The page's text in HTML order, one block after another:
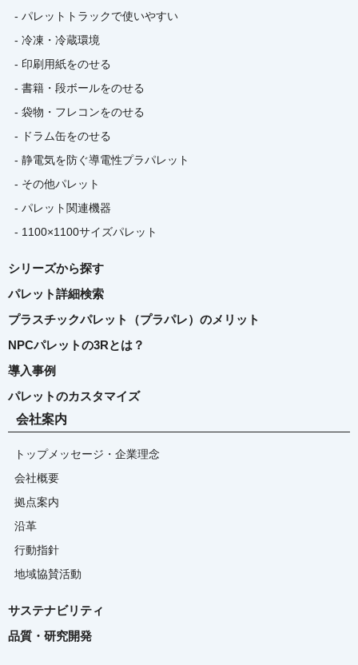
- パレットトラックで使いやすい
- 冷凍・冷蔵環境
- 印刷用紙をのせる
- 書籍・段ボールをのせる
- 袋物・フレコンをのせる
- ドラム缶をのせる
- 静電気を防ぐ導電性プラパレット
- その他パレット
- パレット関連機器
- 1100×1100サイズパレット
シリーズから探す
パレット詳細検索
プラスチックパレット（プラパレ）のメリット
NPCパレットの3Rとは？
導入事例
パレットのカスタマイズ
会社案内
トップメッセージ・企業理念
会社概要
拠点案内
沿革
行動指針
地域協賛活動
サステナビリティ
品質・研究開発